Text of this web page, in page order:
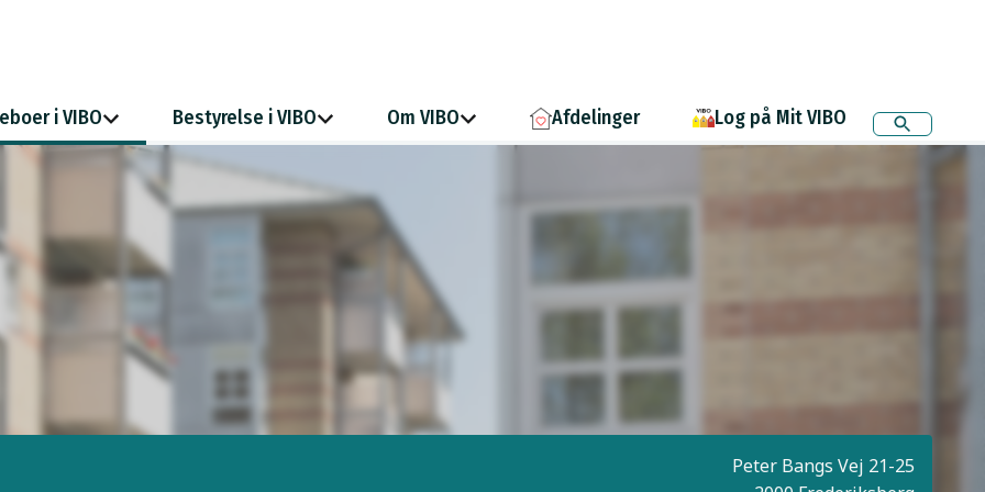
i VIBO Bestyrelse i VIBO Om VIBO Afdelinger Log på Mit VIBO
Peter Bangs Vej 21-25